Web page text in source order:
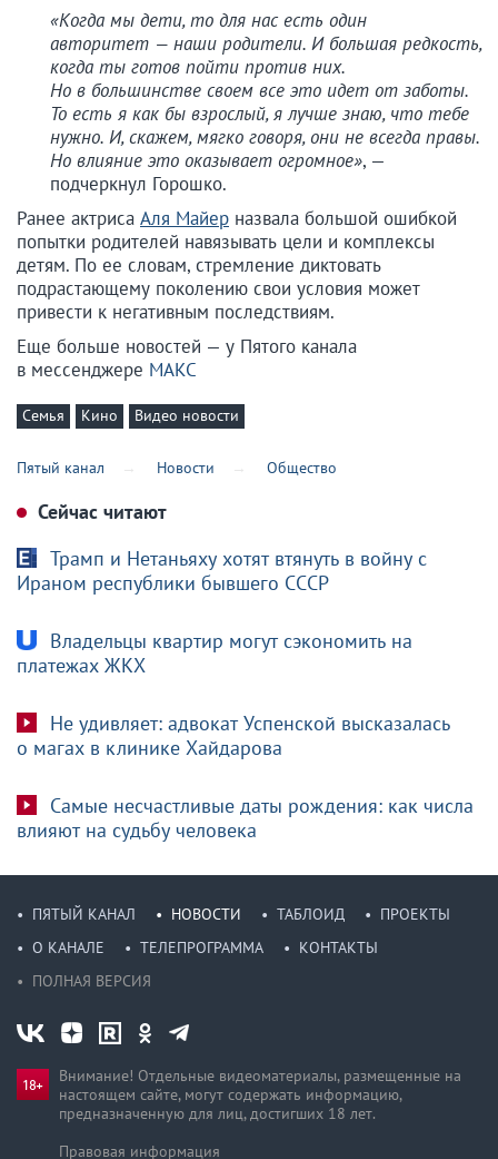
«Когда мы дети, то для нас есть один
авторитет — наши родители. И большая редкость,
когда ты готов пойти против них.
Но в большинстве своем все это идет от заботы.
То есть я как бы взрослый, я лучше знаю, что тебе
нужно. И, скажем, мягко говоря, они не всегда правы.
Но влияние это оказывает огромное», —
подчеркнул Горошко.
Ранее актриса Аля Майер назвала большой ошибкой
попытки родителей навязывать цели и комплексы
детям. По ее словам, стремление диктовать
подрастающему поколению свои условия может
привести к негативным последствиям.
Еще больше новостей — у Пятого канала
в мессенджере МАКС
Семья Кино Видео новости
Пятый канал Новости Общество
Сейчас читают
Трамп и Нетаньяху хотят втянуть в войну с
Ираном республики бывшего СССР
Владельцы квартир могут сэкономить на
платежах ЖКХ
Не удивляет: адвокат Успенской высказалась
о магах в клинике Хайдарова
Самые несчастливые даты рождения: как числа
влияют на судьбу человека
ПЯТЫЙ КАНАЛ НОВОСТИ ТАБЛОИД
ПРОЕКТЫ
О КАНАЛЕ
ТЕЛЕПРОГРАММА
КОНТАКТЫ
ПОЛНАЯ ВЕРСИЯ
Внимание! Отдельные видеоматериалы, размещенные на
настоящем сайте, могут содержать информацию,
предназначен­ную для лиц, достигших 18 лет.
Правовая информация